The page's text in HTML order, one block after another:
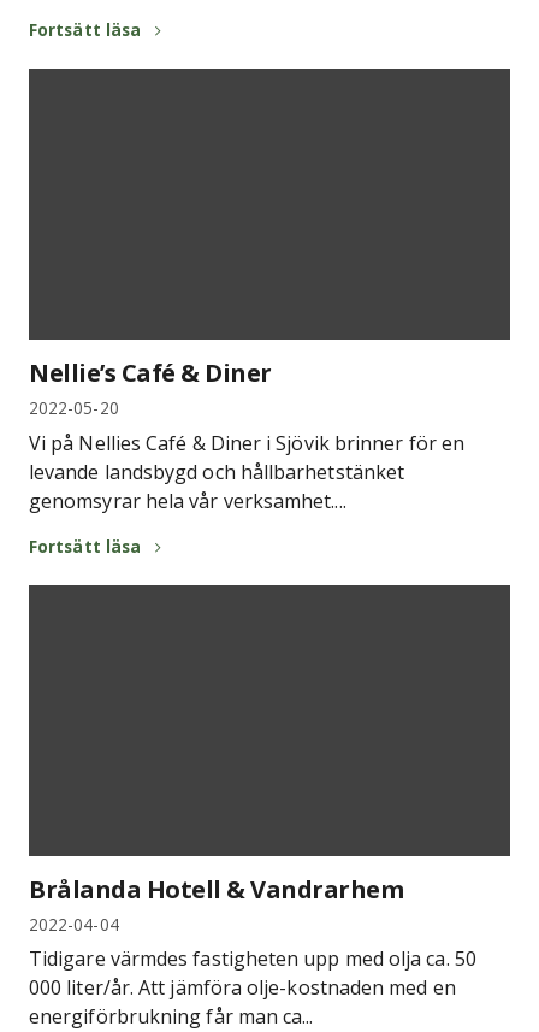
Fortsätt läsa
Nellie’s Café & Diner
2022-05-20
Vi på Nellies Café & Diner i Sjövik brinner för en
levande landsbygd och hållbarhetstänket
genomsyrar hela vår verksamhet....
Fortsätt läsa
Brålanda Hotell & Vandrarhem
2022-04-04
Tidigare värmdes fastigheten upp med olja ca. 50
000 liter/år. Att jämföra olje-kostnaden med en
energiförbrukning får man ca...